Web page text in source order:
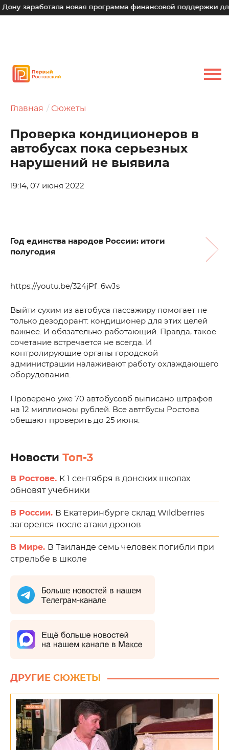
новая программа финансовой поддержки для малых
Главная Сюжеты
Проверка кондиционеров в
автобусах пока серьезных
нарушений не выявила
19:14, 07 июня 2022
Год единства народов России: итоги
полугодия
https://youtu.be/324jPf_6wJs
Выйти сухим из автобуса пассажиру помогает не
только дезодорант: кондиционер для этих целей
важнее. И обязательно работающий. Правда, такое
сочетание встречается не всегда. И
контролирующие органы городской
администрации налаживают работу охлаждающего
оборудования.
Проверено уже 70 автобусовб выписано штрафов
на 12 миллионоы рублей. Все автгбусы Ростова
обещают проверить до 25 июня.
Новости Топ-3
В Ростове. К 1 сентября в донских школах
обновят учебники
В России. В Екатеринбурге склад Wildberries
загорелся после атаки дронов
В Мире. В Таиланде семь человек погибли при
стрельбе в школе
ДРУГИЕ СЮЖЕТЫ